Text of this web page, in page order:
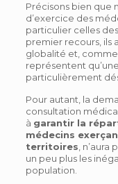
Précisons bien que
d’exercice des
particulier celles
premier recours, ils
globalité et,
représentent
particulièrement
Pour autant, la
consultation
à garantir la
médecins
territoires, n’aura
un peu plus les
population.